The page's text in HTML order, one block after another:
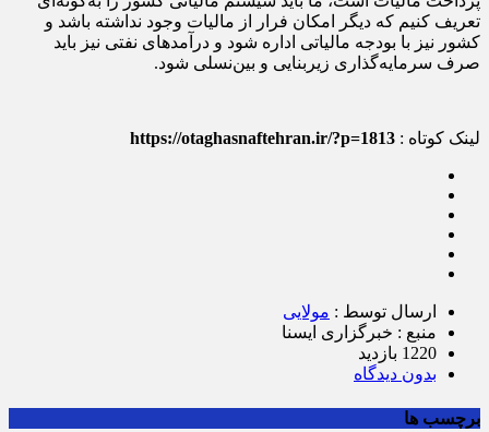
تعریف کنیم که دیگر امکان فرار از مالیات وجود نداشته باشد و
کشور نیز با بودجه مالیاتی اداره شود و درآمدهای نفتی نیز باید
صرف سرمایه‌گذاری زیربنایی و بین‌نسلی شود.
لینک کوتاه : https://otaghasnaftehran.ir/?p=1813
ارسال توسط : مولایی
منبع : خبرگزاری ایسنا
1220 بازدید
بدون دیدگاه
برچسب ها